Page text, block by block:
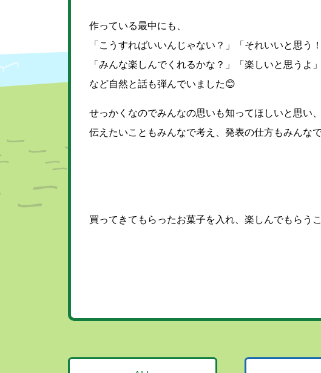
作っている最中にも、
「こうすればいいんじゃない？」「それいいと思う！
「みんな楽しんでくれるかな？」「楽しいと思うよ
など自然と話も弾んでいました😊
せっかくなのでみんなの思いも知ってほしいと思い
伝えたいこともみんなで考え、発表の仕方もみんな
買ってきてもらったお菓子を入れ、楽しんでもらう